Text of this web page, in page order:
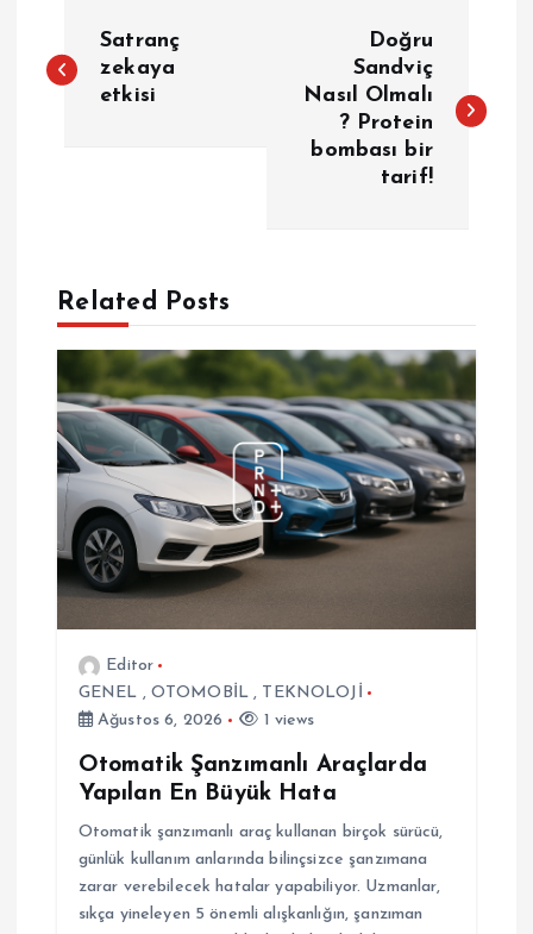
a
e
z
n
m
e
Satranç
zekaya
etkisi
Doğru
Sandviç
Nasıl Olmalı
? Protein
bombası bir
tarif!
Related Posts
Editor
GENEL , OTOMOBİL , TEKNOLOJİ
Ağustos 6, 2026
1 views
Otomatik Şanzımanlı Araçlarda
Yapılan En Büyük Hata
Otomatik şanzımanlı araç kullanan birçok sürücü,
günlük kullanım anlarında bilinçsizce şanzımana
zarar verebilecek hatalar yapabiliyor. Uzmanlar,
sıkça yineleyen 5 önemli alışkanlığın, şanzıman